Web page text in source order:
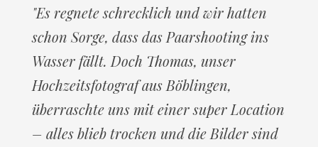
Es regnete schrecklich und wir hatten
schon Sorge, dass das Paarshooting ins
Wasser fällt. Doch Thomas, unser
Hochzeitsfotograf aus Böblingen,
überraschte uns mit einer super Location
– alles blieb trocken und die Bilder sind